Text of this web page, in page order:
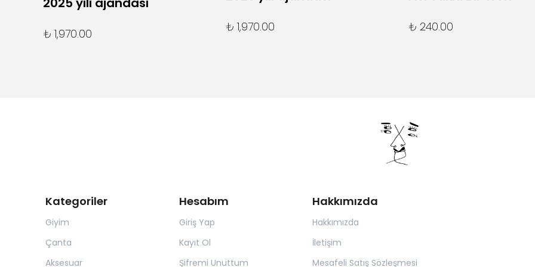
₺ 1,970.00 ₺ 1,970.00 ₺ 240.00
Kategoriler
Giyim
Çanta
Aksesuar
Hesabım
Giriş Yap
Kayıt Ol
Şifremi Unuttum
Hakkımızda
Hakkımızda
İletişim
Mesafeli Satış Sözleşmesi